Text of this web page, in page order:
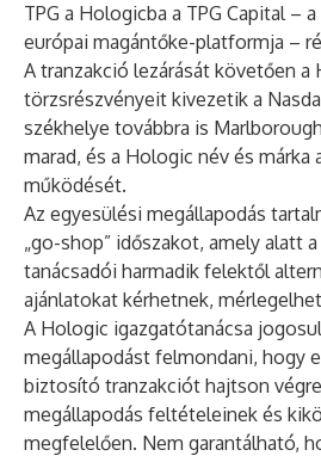
TPG a Hologicba a TPG Capital –
európai magántőke-platformja –
A tranzakció lezárását követően a
törzsrészvényeit kivezetik a
székhelye továbbra is
marad, és a Hologic név és
működését.
Az egyesülési megállapodás
„go-shop” időszakot, amely alatt
tanácsadói harmadik felektől
ajánlatokat kérhetnek,
A Hologic igazgatótanácsa
megállapodást felmondani, hogy
biztosító tranzakciót hajtson
megállapodás feltételeinek és
megfelelően. Nem garantálható,